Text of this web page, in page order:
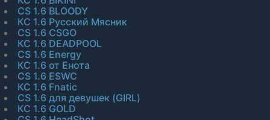
CS 1.6 BLOODY
КС 1.6 Русский Мясник
CS 1.6 CSGO
КС 1.6 DEADPOOL
CS 1.6 Energy
КС 1.6 от Енота
CS 1.6 ESWC
КС 1.6 Fnatic
CS 1.6 для девушек (GIRL)
КС 1.6 GOLD